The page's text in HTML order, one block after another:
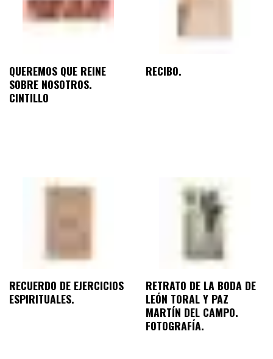
QUEREMOS QUE REINE
SOBRE NOSOTROS.
CINTILLO
RECIBO.
RECUERDO DE EJERCICIOS
ESPIRITUALES.
RETRATO DE LA BODA DE
LEÓN TORAL Y PAZ
MARTÍN DEL CAMPO.
FOTOGRAFÍA.